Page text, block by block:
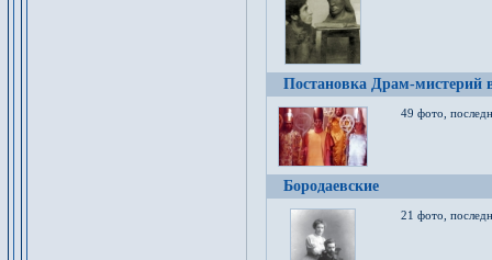
Постановка Драм-мистерий
49 фото,
Бородаевские
21 фото,